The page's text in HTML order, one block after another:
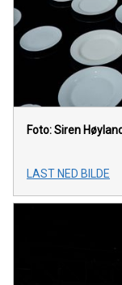
Foto: Siren
LAST NED BILDE